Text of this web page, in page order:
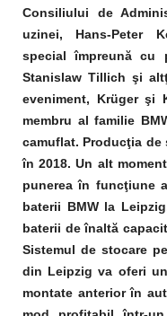
Consiliului de
uzinei, Hans-Peter
special împreună cu
Stanislaw Tillich şi
eveniment, Krüger şi
membru al familie
camuflat. Producţia de
în 2018. Un alt
punerea în funcţiune
baterii BMW la
baterii de înaltă
Sistemul de stocare
din Leipzig va oferi
montate anterior în